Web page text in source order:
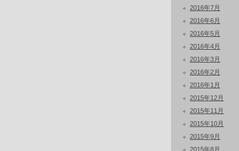
2016年7月
2016年6月
2016年5月
2016年4月
2016年3月
2016年2月
2016年1月
2015年12月
2015年11月
2015年10月
2015年9月
2015年8月